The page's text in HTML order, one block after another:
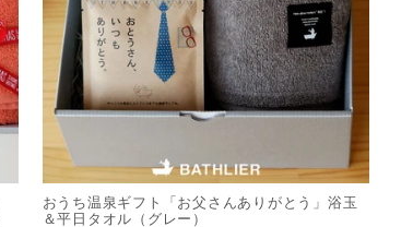
おうち温泉ギフト「お父さんありがとう」浴玉
＆平日タオル（グレー）